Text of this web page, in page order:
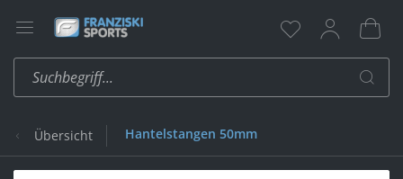
Übersicht Hantelstangen 50mm